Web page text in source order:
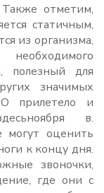
отметим,
статичным,
из организма,
полезный для
значимых
прилетело и
в.
могут оценить
к концу дня.
звоночки,
где они с